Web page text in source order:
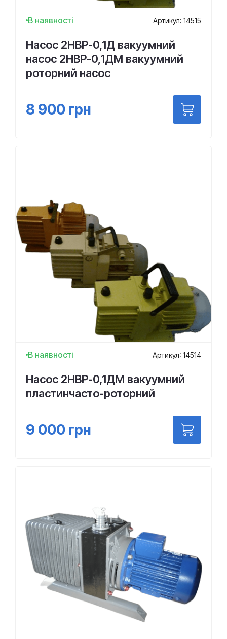
В наявності Артикул: 14515
Насос 2НВР-0,1Д вакуумний
насос 2НВР-0,1ДМ вакуумний
роторний насос
8 900 грн
В наявності Артикул: 14514
Насос 2НВР-0,1ДМ вакуумний
пластинчасто-роторний
9 000 грн